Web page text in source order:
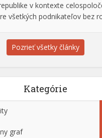
v kontexte
všetkých podnikateľov bez
Pozrieť všetky články
Kategórie
graf